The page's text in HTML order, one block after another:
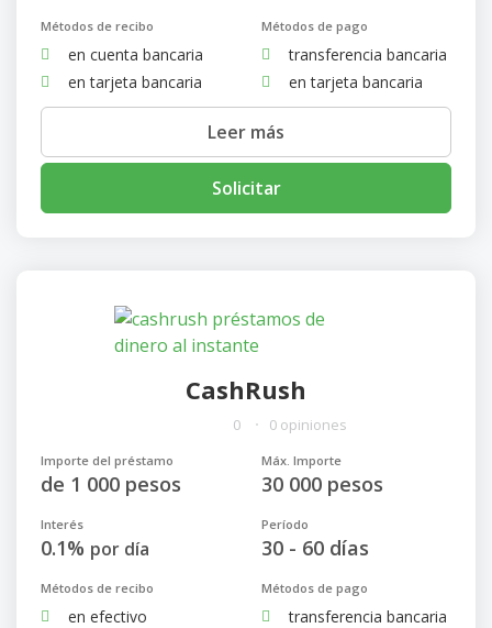
Métodos de recibo
en cuenta bancaria
en tarjeta bancaria
Métodos de pago
transferencia bancaria
en tarjeta bancaria
Leer más
Solicitar
CashRush
0 0 opiniones
Importe del préstamo
de 1 000 pesos
Máx. Importe
30 000 pesos
Interés
0.1% por día
Período
30 - 60 días
Métodos de recibo
en efectivo
Métodos de pago
transferencia bancaria